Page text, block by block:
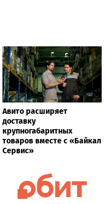
Авито расширяет
доставку
крупногабаритных
товаров вместе с «Байкал
Сервис»